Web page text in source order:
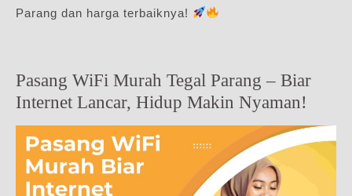
Parang dan harga terbaiknya!
Pasang WiFi Murah Tegal Parang – Biar
Internet Lancar, Hidup Makin Nyaman!